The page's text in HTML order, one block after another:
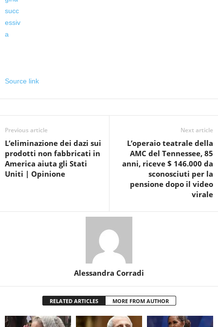
Source link
Previous article
L’eliminazione dei dazi sui
prodotti non fabbricati in
America aiuta gli Stati
Uniti | Opinione
Next article
L’operaio teatrale della
AMC del Tennessee, 85
anni, riceve $ 146.000 da
sconosciuti per la
pensione dopo il video
virale
Alessandra Corradi
RELATED ARTICLES MORE FROM AUTHOR